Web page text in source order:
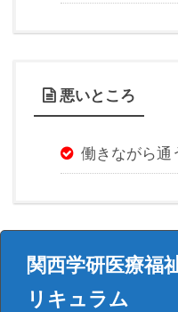
悪いところ
働きながら通
関西学研医療福
リキュラム